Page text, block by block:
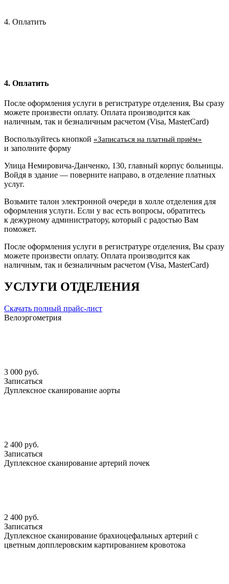
4. Оплатить
4. Оплатить
После оформления услуги в регистратуре отделения, Вы сразу
можете произвести оплату. Оплата производится как
наличным, так и безналичным расчетом (Visa, MasterCard)
Воспользуйтесь кнопкой «Записаться на платный приём»
и заполните форму
Улица Немировича-Данченко, 130, главный корпус больницы.
Войдя в здание — поверните направо, в отделение платных
услуг.
Возьмите талон электронной очереди в холле отделения для
оформления услуги. Если у вас есть вопросы, обратитесь
к дежурному администратору, который с радостью Вам
поможет.
После оформления услуги в регистратуре отделения, Вы сразу
можете произвести оплату. Оплата производится как
наличным, так и безналичным расчетом (Visa, MasterCard)
УСЛУГИ ОТДЕЛЕНИЯ
Скачать полный прайс-лист
Велоэргометрия
3 000 руб.
Записаться
Дуплексное сканирование аорты
2 400 руб.
Записаться
Дуплексное сканирование артерий почек
2 400 руб.
Записаться
Дуплексное сканирование брахиоцефальных артерий с
цветным допплеровским картированием кровотока